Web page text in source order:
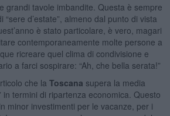
grandi tavole imbandite. Questa è sempre
d’estate”, almeno dal punto di vista
è stato particolare, è vero, magari
contemporaneamente molte persone a
ricreare quel clima di condivisione e
a farci sospirare: “Ah, che bella serata!”
che la Toscana supera la media
in termini di ripartenza economica. Questo
minor investimenti per le vacanze, per i